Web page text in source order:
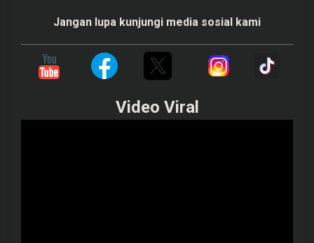
Jangan lupa kunjungi media sosial kami
Video Viral